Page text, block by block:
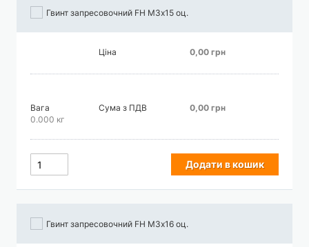
Гвинт запресовочний FH М3х15 оц.
Ціна 0,00 грн
Вага
0.000 кг
Сума з ПДВ 0,00 грн
Додати в кошик
Гвинт запресовочний FH М3х16 оц.